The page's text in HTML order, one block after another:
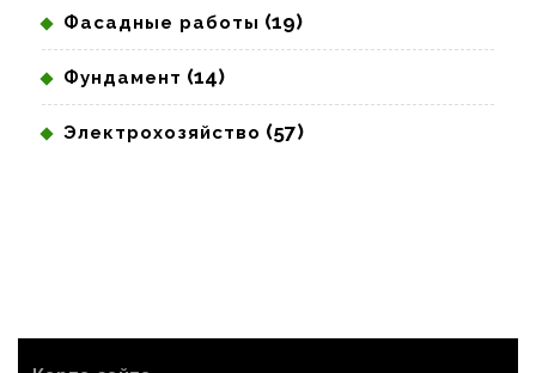
Фасадные работы (19)
Фундамент (14)
Электрохозяйство (57)